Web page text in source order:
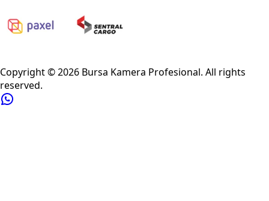
Copyright ©2026 Bursa Kamera Profesional. All rights
reserved.